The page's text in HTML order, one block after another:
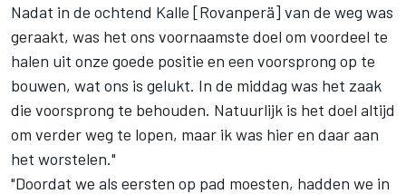
Nadat in de ochtend Kalle [Rovanperä] van de weg was
geraakt, was het ons voornaamste doel om voordeel te
halen uit onze goede positie en een voorsprong op te
bouwen, wat ons is gelukt. In de middag was het zaak
die voorsprong te behouden. Natuurlijk is het doel altijd
om verder weg te lopen, maar ik was hier en daar aan
het worstelen."
"Doordat we als eersten op pad moesten, hadden we in